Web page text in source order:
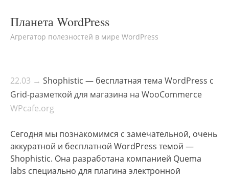
Планета WordPress
Агрегатор полезностей в мире WordPress
22.03 → Shophistic — бесплатная тема WordPress с
Grid-разметкой для магазина на WooCommerce
WPcafe.org
Сегодня мы познакомимся с замечательной, очень
аккуратной и бесплатной WordPress темой —
Shophistic. Она разработана компанией Quema
labs специально для плагина электронной